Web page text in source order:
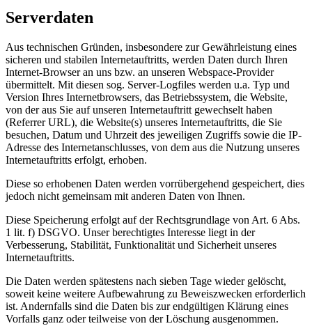
Serverdaten
Aus technischen Gründen, insbesondere zur Gewährleistung eines
sicheren und stabilen Internetauftritts, werden Daten durch Ihren
Internet-Browser an uns bzw. an unseren Webspace-Provider
übermittelt. Mit diesen sog. Server-Logfiles werden u.a. Typ und
Version Ihres Internetbrowsers, das Betriebssystem, die Website,
von der aus Sie auf unseren Internetauftritt gewechselt haben
(Referrer URL), die Website(s) unseres Internetauftritts, die Sie
besuchen, Datum und Uhrzeit des jeweiligen Zugriffs sowie die IP-
Adresse des Internetanschlusses, von dem aus die Nutzung unseres
Internetauftritts erfolgt, erhoben.
Diese so erhobenen Daten werden vorrübergehend gespeichert, dies
jedoch nicht gemeinsam mit anderen Daten von Ihnen.
Diese Speicherung erfolgt auf der Rechtsgrundlage von Art. 6 Abs.
1 lit. f) DSGVO. Unser berechtigtes Interesse liegt in der
Verbesserung, Stabilität, Funktionalität und Sicherheit unseres
Internetauftritts.
Die Daten werden spätestens nach sieben Tage wieder gelöscht,
soweit keine weitere Aufbewahrung zu Beweiszwecken erforderlich
ist. Andernfalls sind die Daten bis zur endgültigen Klärung eines
Vorfalls ganz oder teilweise von der Löschung ausgenommen.